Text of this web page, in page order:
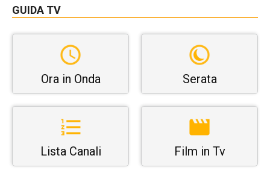
GUIDA TV
Ora in Onda Serata
Lista Canali Film in Tv